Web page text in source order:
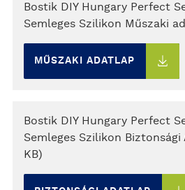
Bostik DIY Hungary Perfect
Semleges Szilikon Műszaki
MŰSZAKI ADATLAP
Bostik DIY Hungary Perfect
Semleges Szilikon Biztonsági
KB)